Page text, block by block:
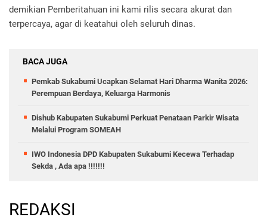
demikian Pemberitahuan ini kami rilis secara akurat dan
terpercaya, agar di keatahui oleh seluruh dinas.
BACA JUGA
Pemkab Sukabumi Ucapkan Selamat Hari Dharma Wanita 2026:
Perempuan Berdaya, Keluarga Harmonis
Dishub Kabupaten Sukabumi Perkuat Penataan Parkir Wisata
Melalui Program SOMEAH
IWO Indonesia DPD Kabupaten Sukabumi Kecewa Terhadap
Sekda , Ada apa !!!!!!!
REDAKSI